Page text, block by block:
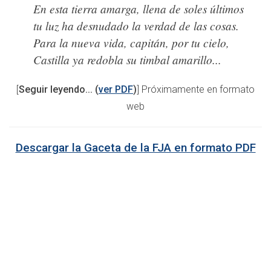
En esta tierra amarga, llena de soles últimos
tu luz ha desnudado la verdad de las cosas.
Para la nueva vida, capitán, por tu cielo,
Castilla ya redobla su timbal amarillo...
Seguir leyendo... (ver PDF) ] Próximamente en formato
web
Descargar la Gaceta de la FJA en formato PDF